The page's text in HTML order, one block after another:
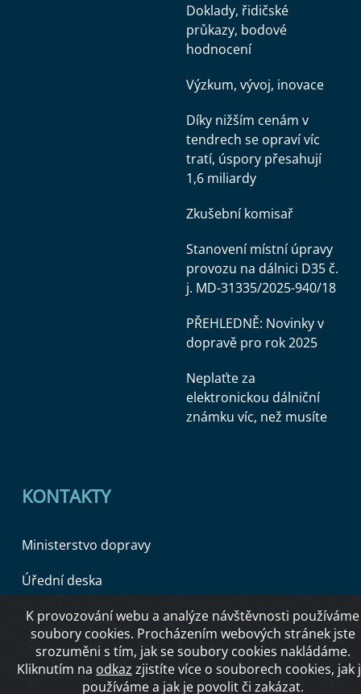
Doklady, řidičské
průkazy, bodové
hodnocení
Výzkum, vývoj, inovace
Díky nižším cenám v
tendrech se opraví víc
tratí, úspory přesahují
1,6 miliardy
Zkušební komisař
Stanovení místní úpravy
provozu na dálnici D35 č.
j. MD-31335/2025-940/18
PŘEHLEDNĚ: Novinky v
dopravě pro rok 2025
Neplaťte za
elektronickou dálniční
známku víc, než musíte
KONTAKTY
Ministerstvo dopravy
Úřední deska
Copyright © 2026 Ministerstvo dopravy ČR
K provozování webu a analýze návštěvnosti používáme
soubory cookies. Procházením webových stránek jste
srozuměni s tím, jak se soubory cookies nakládáme.
Kliknutím na odkaz zjistíte více o souborech cookies, jak
používáme a jak je povolit či zakázat.